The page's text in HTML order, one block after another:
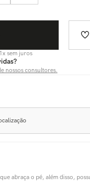
1x sem juros
nossos consultores.
abraça o pé, além disso,